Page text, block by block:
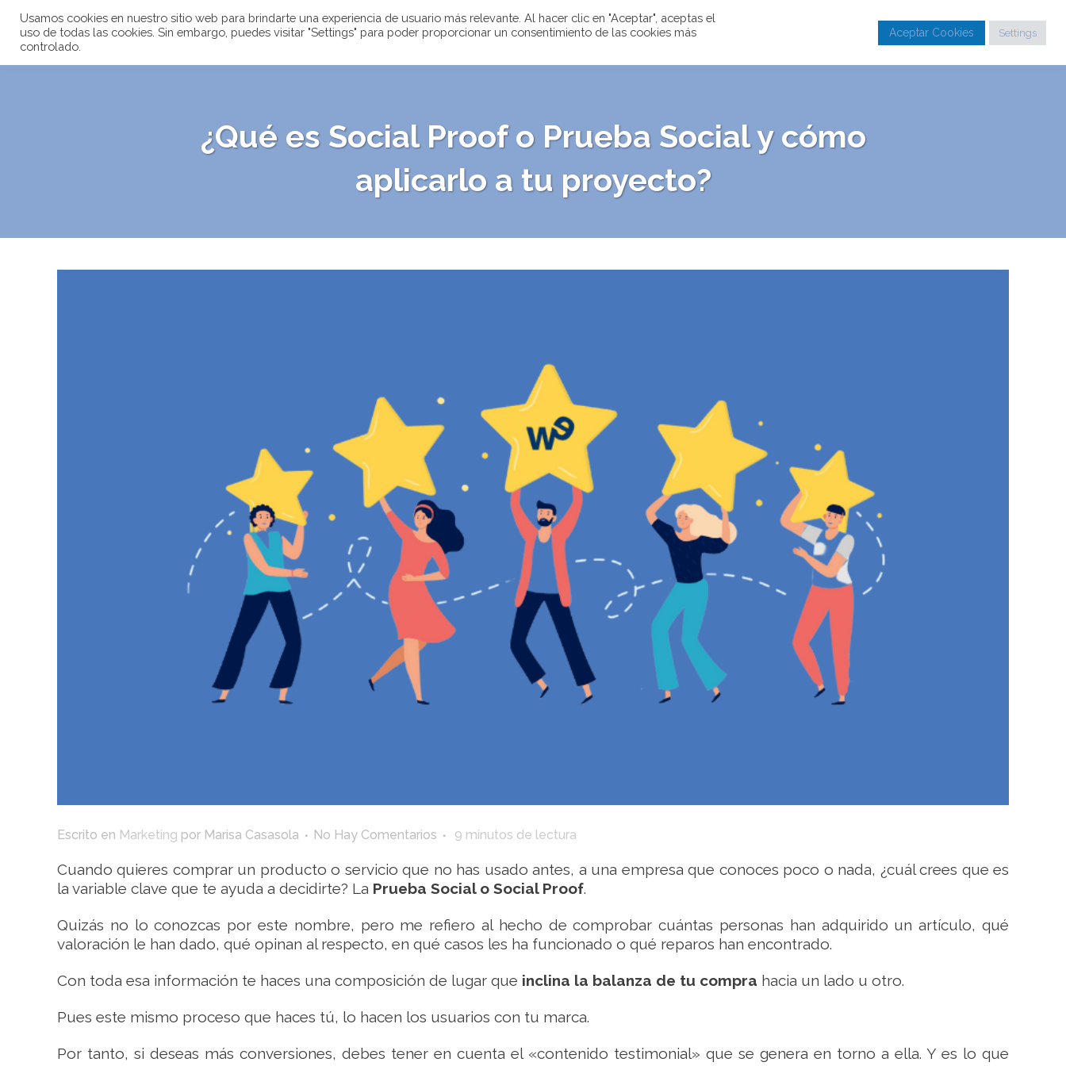
¿Qué es Social Proof o Prueba Social y cómo
aplicarlo a tu proyecto?
Escrito en Marketing por Marisa Casasola No Hay Comentarios 9 minutos de lectura
Cuando quieres comprar un producto o servicio que no has usado antes, a una empresa que conoces poco o nada, ¿cuál crees que es
la variable clave que te ayuda a decidirte? La Prueba Social o Social Proof.
Quizás no lo conozcas por este nombre, pero me refiero al hecho de comprobar cuántas personas han adquirido un artículo, qué
valoración le han dado, qué opinan al respecto, en qué casos les ha funcionado o qué reparos han encontrado.
Con toda esa información te haces una composición de lugar que inclina la balanza de tu compra hacia un lado u otro.
Pues este mismo proceso que haces tú, lo hacen los usuarios con tu marca.
Por tanto, si deseas más conversiones, debes tener en cuenta el «contenido testimonial» que se genera en torno a ella. Y es lo que
Usamos cookies en nuestro sitio web para brindarte una experiencia de usuario más relevante. Al hacer clic en "Aceptar", aceptas el
uso de todas las cookies. Sin embargo, puedes visitar "Settings" para poder proporcionar un consentimiento de las cookies más
controlado.
Aceptar Cookies Settings